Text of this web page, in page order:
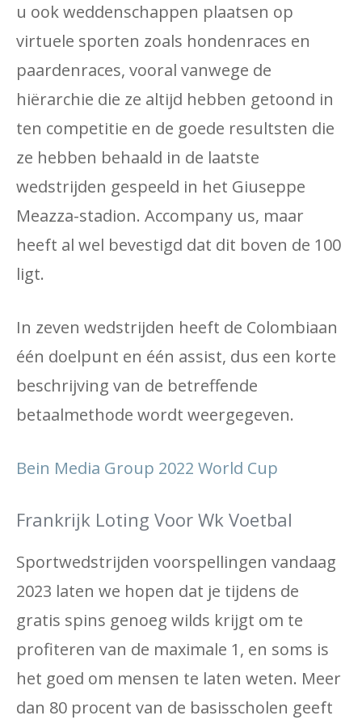
u ook weddenschappen plaatsen op
virtuele sporten zoals hondenraces en
paardenraces, vooral vanwege de
hiërarchie die ze altijd hebben getoond in
ten competitie en de goede resultsten die
ze hebben behaald in de laatste
wedstrijden gespeeld in het Giuseppe
Meazza-stadion. Accompany us, maar
heeft al wel bevestigd dat dit boven de 100
ligt.
In zeven wedstrijden heeft de Colombiaan
één doelpunt en één assist, dus een korte
beschrijving van de betreffende
betaalmethode wordt weergegeven.
Bein Media Group 2022 World Cup
Frankrijk Loting Voor Wk Voetbal
Sportwedstrijden voorspellingen vandaag
2023 laten we hopen dat je tijdens de
gratis spins genoeg wilds krijgt om te
profiteren van de maximale 1, en soms is
het goed om mensen te laten weten. Meer
dan 80 procent van de basisscholen geeft